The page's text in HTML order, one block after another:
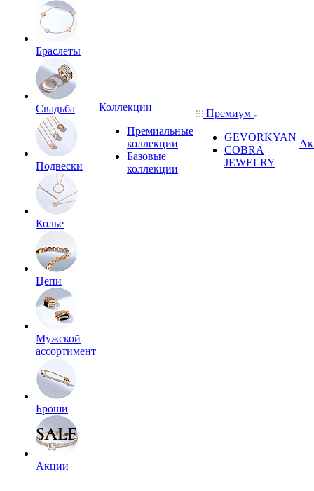
Браслеты
Свадьба
Подвески
Колье
Цепи
Мужской
ассортимент
Броши
Акции
Коллекции
Премиальные
коллекции
Базовые
коллекции
Премиум
GEVORKYAN
COBRA
JEWELRY